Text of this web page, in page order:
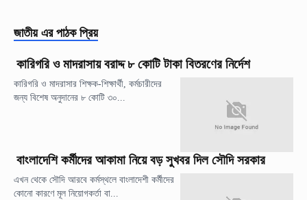
জাতীয় এর পাঠক প্রিয়
কারিগরি ও মাদরাসায় বরাদ্দ ৮ কোটি টাকা বিতরণের নির্দেশ
কারিগরি ও মাদরাসার শিক্ষক-শিক্ষার্থী, কর্মচারীদের
জন্য বিশেষ অনুদানের ৮ কোটি ৩০...
বাংলাদেশি কর্মীদের আকামা নিয়ে বড় সুখবর দিল সৌদি সরকার
এখন থেকে সৌদি আরবে কর্মস্থলে বাংলাদেশী কর্মীদের
কোনো কারণে মূল নিয়োগকর্তা বা...